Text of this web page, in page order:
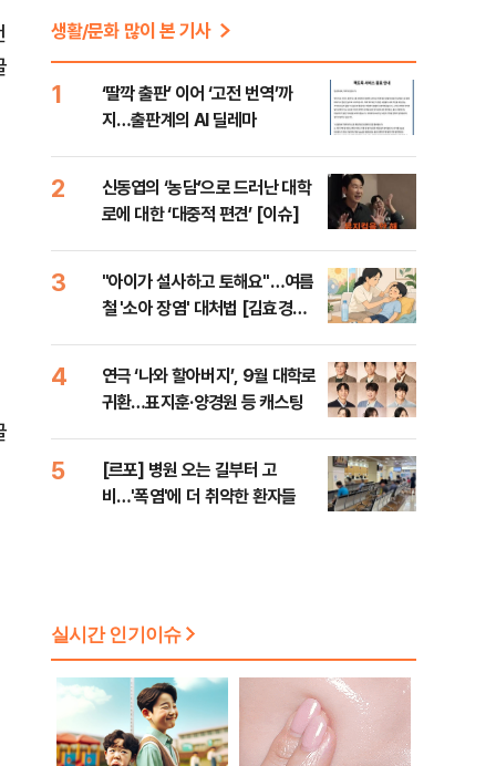
생활/문화 많이 본 기사
1
‘딸깍 출판’ 이어 ‘고전 번역’까
지…출판계의 AI 딜레마
2
신동엽의 ‘농담’으로 드러난 대학
로에 대한 ‘대중적 편견’ [이슈]
3
"아이가 설사하고 토해요"…여름
철 '소아 장염' 대처법 [김효경의
4
연극 ‘나와 할아버지’, 9월 대학로
귀환…표지훈·양경원 등 캐스팅
5
[르포] 병원 오는 길부터 고
비…'폭염'에 더 취약한 환자들